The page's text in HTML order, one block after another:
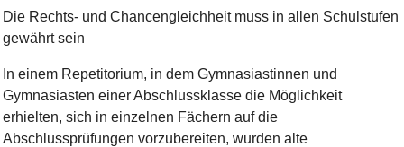
Die Rechts- und Chancengleichheit muss in allen Schulstufen
gewährt sein
In einem Repetitorium, in dem Gymnasiastinnen und
Gymnasiasten einer Abschlussklasse die Möglichkeit
erhielten, sich in einzelnen Fächern auf die
Abschlussprüfungen vorzubereiten, wurden alte